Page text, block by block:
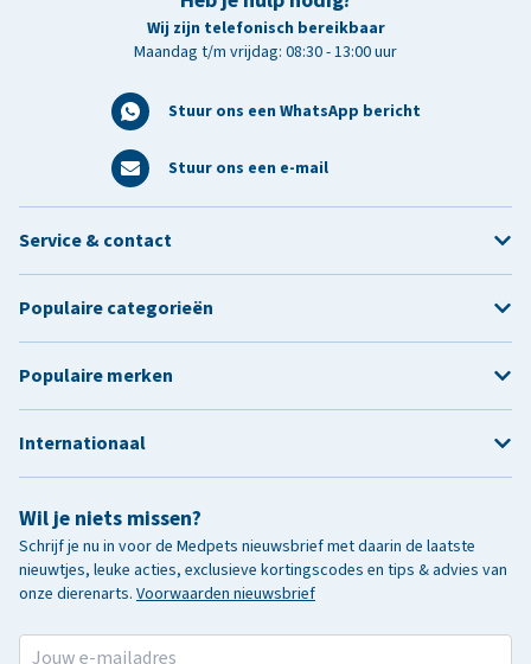
Wij zijn telefonisch bereikbaar
Maandag t/m vrijdag: 08:30 - 13:00 uur
Stuur ons een WhatsApp bericht
Stuur ons een e-mail
Wil je niets missen?
Schrijf je nu in voor de Medpets nieuwsbrief met daarin de laatste
nieuwtjes, leuke acties, exclusieve kortingscodes en tips & advies van
onze dierenarts. Voorwaarden nieuwsbrief
Service & contact
Populaire categorieën
Populaire merken
Internationaal